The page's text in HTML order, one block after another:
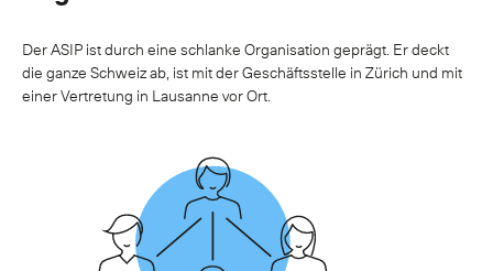
Dienstleistungen
Mitgliedschaft
Der ASIP ist durch eine schlanke Organisation geprägt. Er deckt
die ganze Schweiz ab, ist mit der Geschäftsstelle in Zürich und mit
einer Vertretung in Lausanne vor Ort.